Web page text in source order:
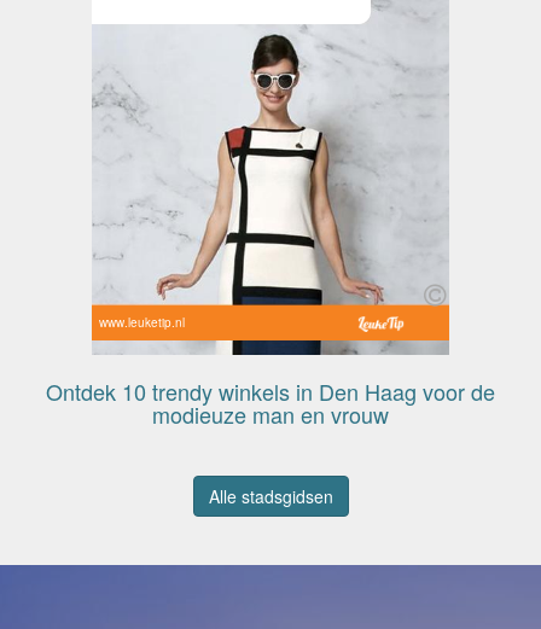
www.leuketip.nl
Ontdek 10 trendy winkels in Den Haag voor de
modieuze man en vrouw
Alle stadsgidsen